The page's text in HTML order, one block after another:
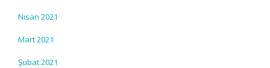
Nisan 2021
Mart 2021
Şubat 2021